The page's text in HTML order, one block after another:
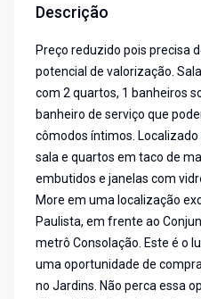
Descrição
Preço reduzido pois precisa
potencial de valorização.
com 2 quartos, 1 banheiros
banheiro de serviço que
cômodos íntimos. Localizado
sala e quartos em taco de
embutidos e janelas com
More em uma localização
Paulista, em frente ao
metrô Consolação. Este é o
uma oportunidade de
no Jardins. Não perca essa